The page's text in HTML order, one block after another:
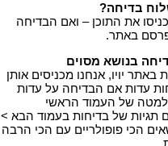
בדיחה?
את התוכן – ואם הבדיחה
באתר.
בנושא מסוים
יויו, אנחנו מכניסים אותן
עדות אם הבדיחה על עדות
של העמוד הראשי
תגיות של בדיחות בעמוד הבא >
הכי פופולריים עם הכי הרבה